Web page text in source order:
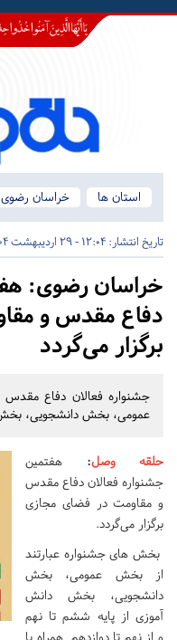
استان ها
خراسان رضوی
تاریخ انتشار: 12:04 - 29 اردیبهشت 1404
خراسان رضوی:
دفاع مقدس و
برگزار می‌گردد
جشنواره فعالان دفاع
عمومی، بخش دانشجویی،
حلقه وصل: هفتمین
جشنواره فعالان دفاع مقدس
و مقاومت در فضای مجازی
برگزار می‌گردد.
بخش های جشنواره عبارتند
از بخش عمومی، بخش
دانشجویی، بخش دانش
آموزی از پایه ششم تا نهم